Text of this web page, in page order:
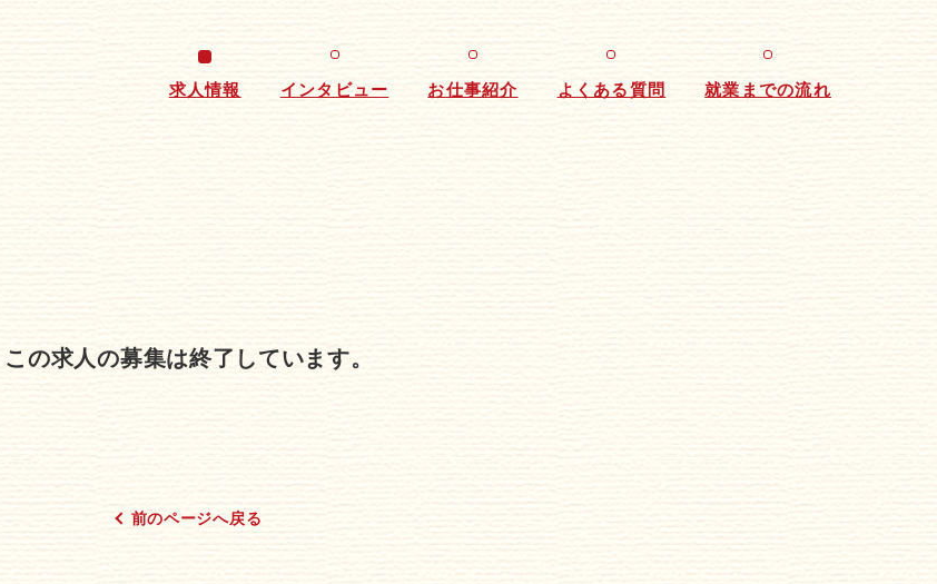
求人情報 インタビュー お仕事紹介 よくある質問 就業までの流れ
この求人の募集は終了しています。
前のページへ戻る